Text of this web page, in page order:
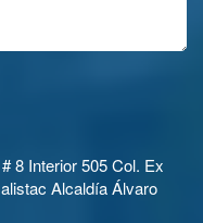
8 Interior 505 Col. Ex
Alcaldía Álvaro